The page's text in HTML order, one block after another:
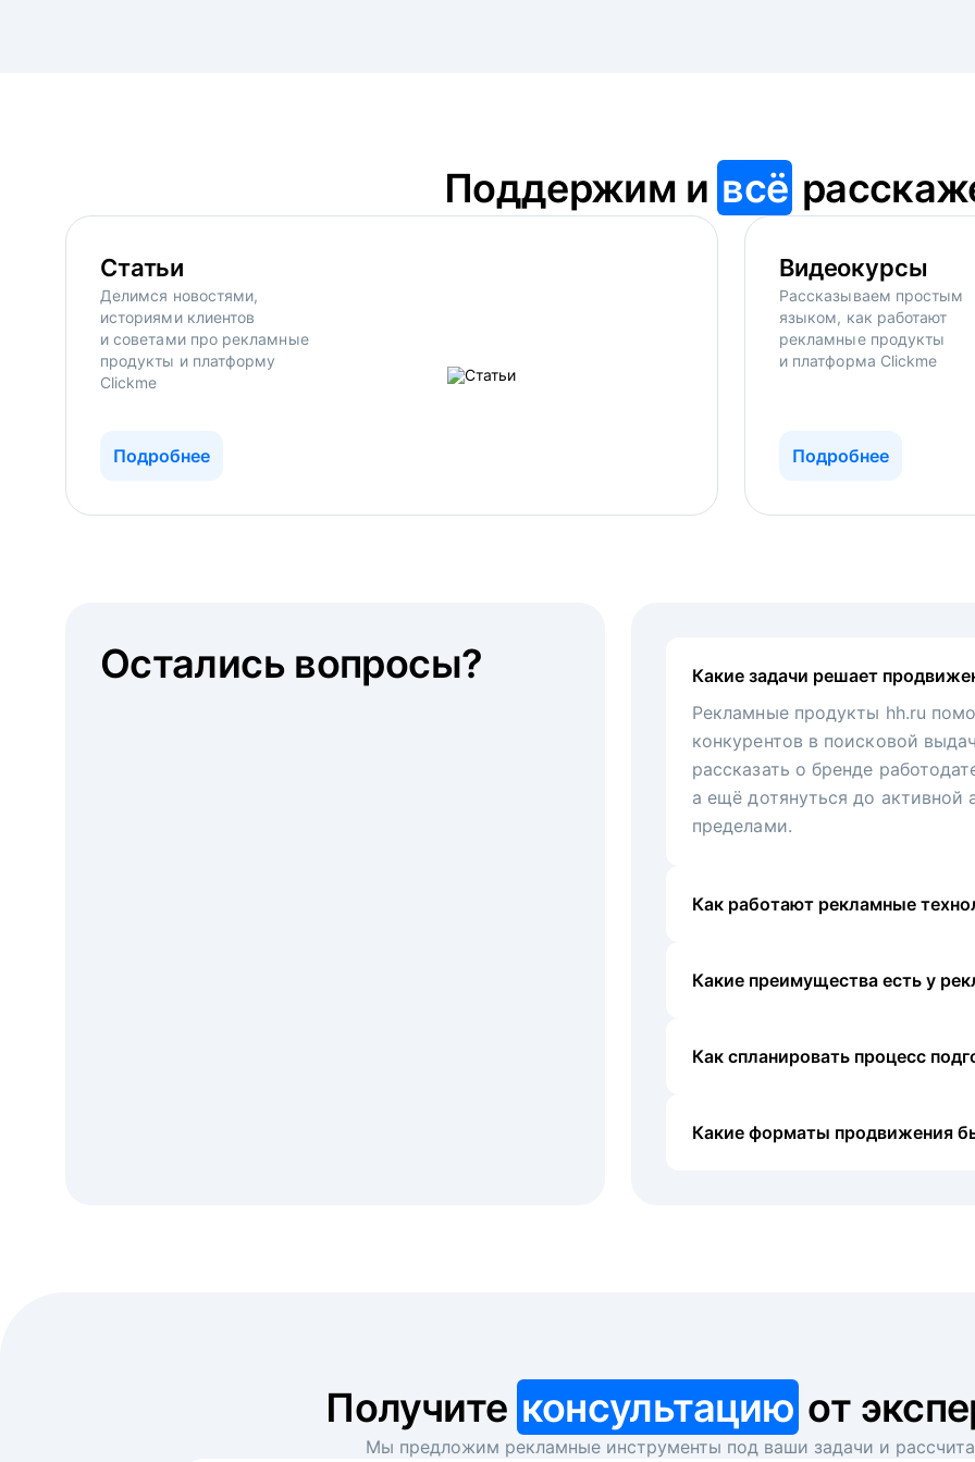
Поддержим и всё
Статьи
Делимся новостями,
историями клиентов
и советами про рекламные
продукты и платформу
Clickme
Подробнее
Видеокурсы
Рассказываем простым
языком, как работают
рекламные продукты
и платформа Clickme
Подробнее
Какие задачи решает
Рекламные продукты hh.ru
конкурентов в поисковой
рассказать о бренде
а ещё дотянуться до активной
пределами.
Как работают рекламные
Какие преимущества есть у
Как спланировать процесс
Какие форматы продвижения
Остались вопросы?
Получите консультацию от
Мы предложим рекламные инструменты под ваши задачи и